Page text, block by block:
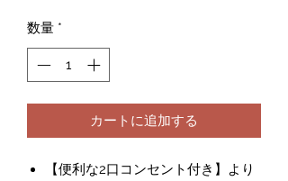
数量 *
カートに追加する
【便利な2口コンセント付き】より